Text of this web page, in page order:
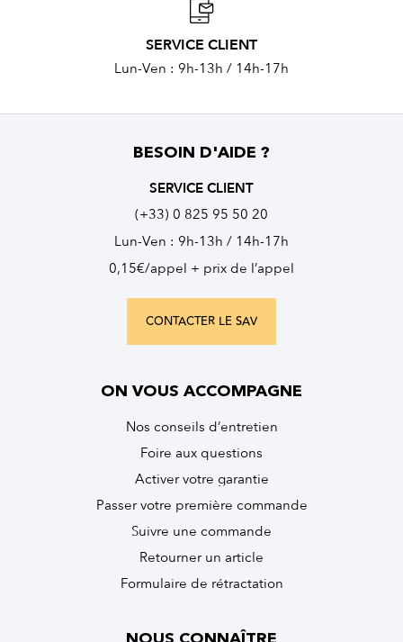
SERVICE CLIENT
Lun-Ven : 9h-13h / 14h-17h
BESOIN D'AIDE ?
SERVICE CLIENT
(+33) 0 825 95 50 20
Lun-Ven : 9h-13h / 14h-17h
0,15€/appel + prix de l’appel
CONTACTER LE SAV
ON VOUS ACCOMPAGNE
Nos conseils d’entretien
Foire aux questions
Activer votre garantie
Passer votre première commande
Suivre une commande
Retourner un article
Formulaire de rétractation